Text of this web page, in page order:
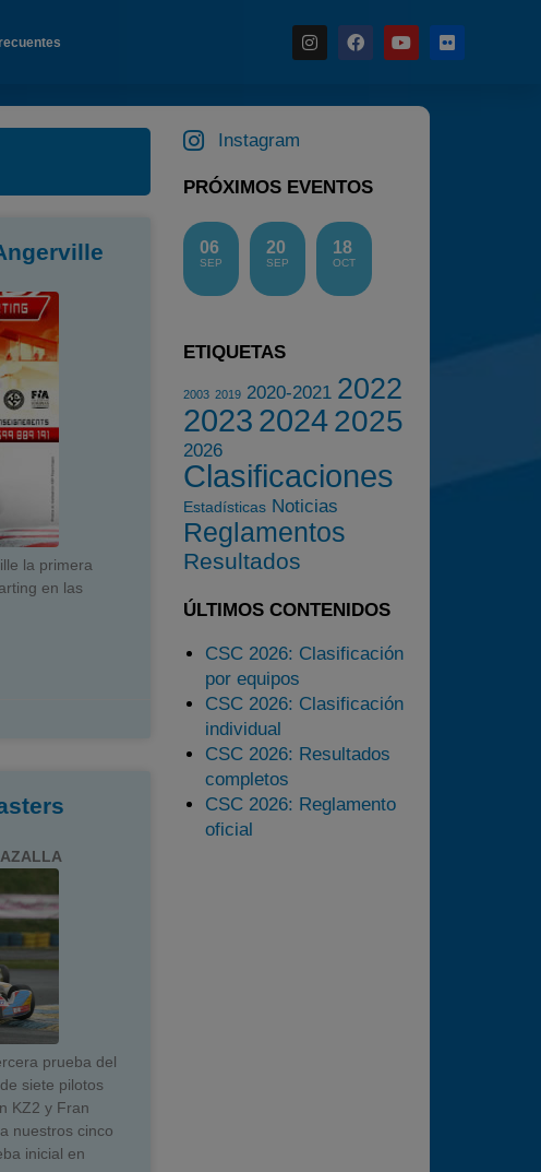
Noticias
Calendario
Temporadas anteriores
la primera
en las
prueba del
siete pilotos
KZ2 y Fran
nuestros cinco
inicial en
Instagram
PRÓXIMOS EVENTOS
06
SEP
20
SEP
18
OCT
ETIQUETAS
2003 2019 2020-2021 2022
2023 20242025
2026
Clasificaciones
Estadísticas Noticias
Reglamentos
Resultados
ÚLTIMOS CONTENIDOS
CSC 2026: Clasificación
por equipos
CSC 2026: Clasificación
individual
CSC 2026: Resultados
completos
CSC 2026: Reglamento
oficial